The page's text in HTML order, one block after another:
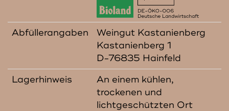
Abfüllerangaben
Weingut Kastanienberg
Kastanienberg 1
D-76835 Hainfeld
Lagerhinweis
An einem kühlen,
trockenen und
lichtgeschützten Ort